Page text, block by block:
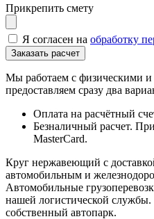
Прикрепить смету
Я согласен на обработку
Мы работаем с физическими
предоставляем сразу два
Оплата на расчётный
Безналичный расчет.
MasterCard.
Круг нержавеющий с
автомобильным и
Автомобильные
нашей логистической
собственный автопарк.